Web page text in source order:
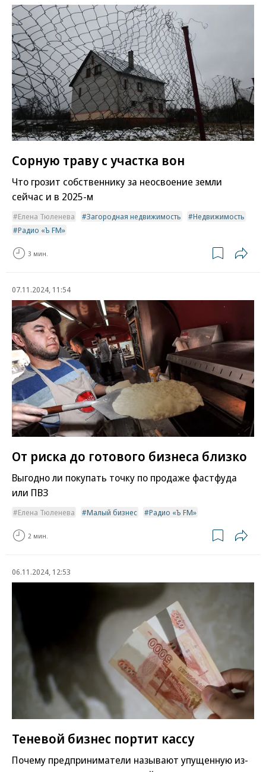
Сорную траву с участка вон
Что грозит собственнику за неосвоение земли
сейчас и в 2025-м
Елена Тюленева Загородная недвижимость
Недвижимость
Радио «Ъ FM»
3 мин.
07.11.2024, 11:54
От риска до готового бизнеса близко
Выгодно ли покупать точку по продаже фастфуда
или ПВЗ
Елена Тюленева Малый бизнес Радио «Ъ FM»
2 мин.
06.11.2024, 12:53
Теневой бизнес портит кассу
Почему предприниматели называют упущенную из-